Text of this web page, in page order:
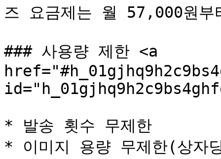
즈 요금제는 월 57,000원부
### 사용량 제한 <a
* 발송 횟수 무제한
* 이미지 용량 무제한(상자